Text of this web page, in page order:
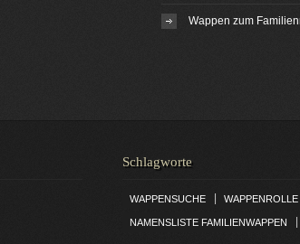
Wappen zum
Schlagworte
WAPPENSUCHE WAPPENROLLE
NAMENSLISTE FAMILIENWAPPEN